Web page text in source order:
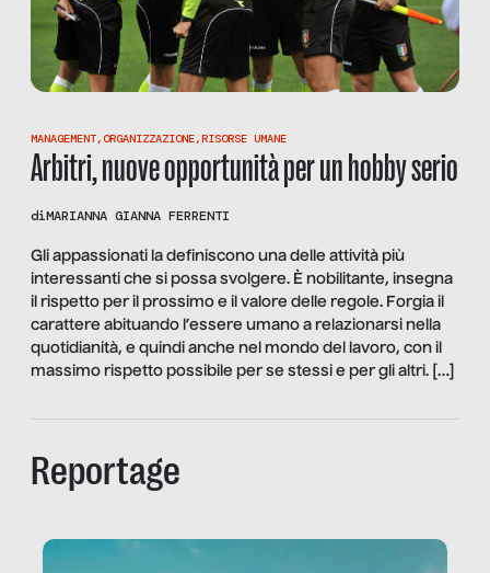
MANAGEMENT,ORGANIZZAZIONE,RISORSE UMANE
Arbitri, nuove opportunità per un hobby serio
diMARIANNA GIANNA FERRENTI
Gli appassionati la definiscono una delle attività più
interessanti che si possa svolgere. È nobilitante, insegna
il rispetto per il prossimo e il valore delle regole. Forgia il
carattere abituando l’essere umano a relazionarsi nella
quotidianità, e quindi anche nel mondo del lavoro, con il
massimo rispetto possibile per se stessi e per gli altri. […]
Reportage